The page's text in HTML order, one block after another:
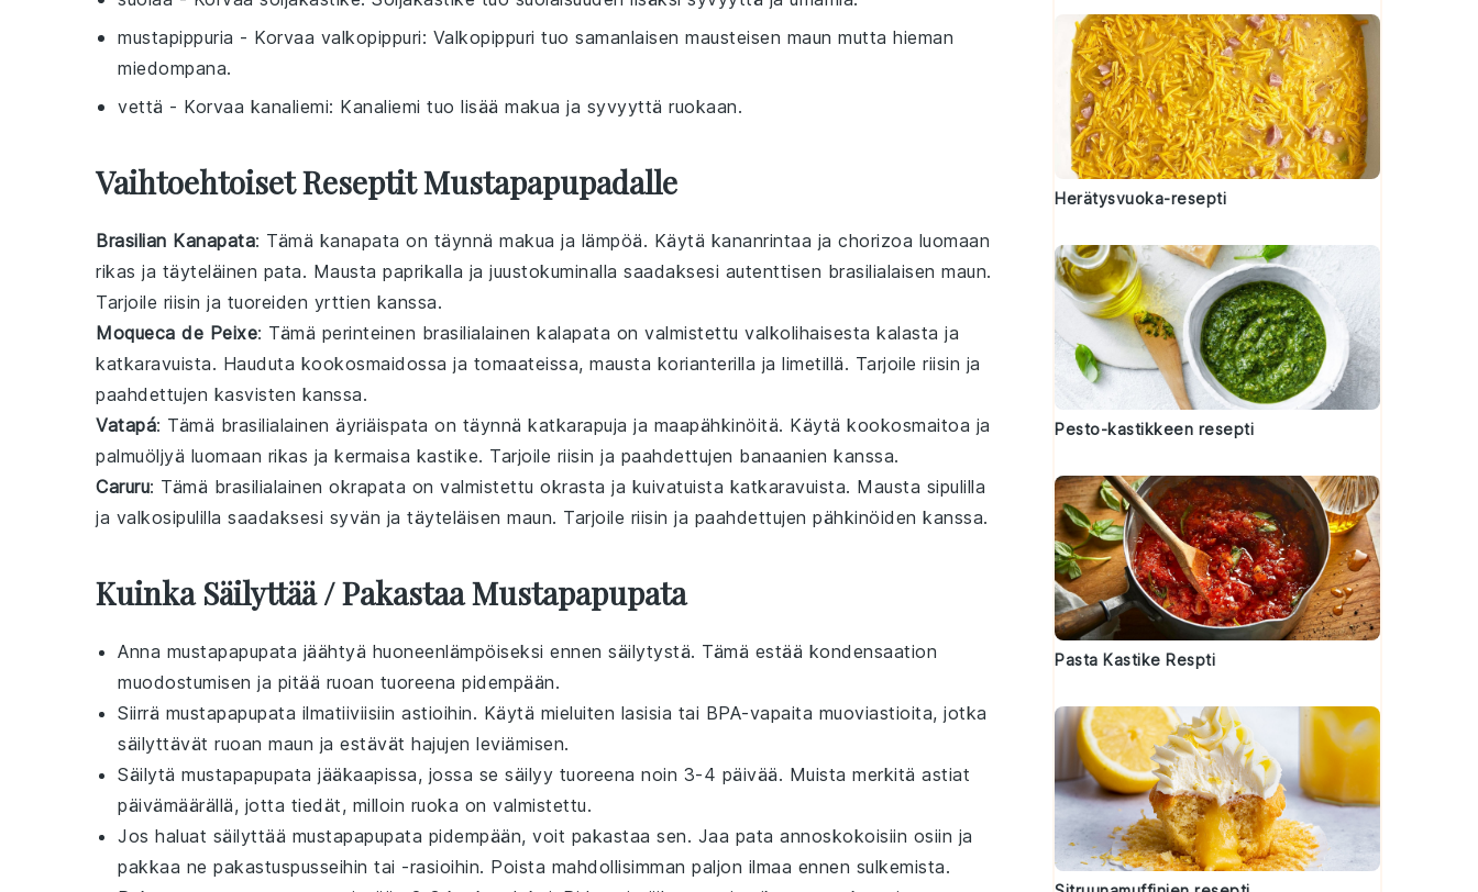
mustapippuria - Korvaa valkopippuri: Valkopippuri tuo samanlaisen mausteisen maun mutta hieman
miedompana.
vettä - Korvaa kanaliemi: Kanaliemi tuo lisää makua ja syvyyttä ruokaan.
Vaihtoehtoiset Reseptit Mustapapupadalle
Brasilian Kanapata: Tämä kanapata on täynnä makua ja lämpöä. Käytä kananrintaa ja chorizoa luomaan
rikas ja täyteläinen pata. Mausta paprikalla ja juustokuminalla saadaksesi autenttisen brasilialaisen maun.
Tarjoile riisin ja tuoreiden yrttien kanssa.
Moqueca de Peixe: Tämä perinteinen brasilialainen kalapata on valmistettu valkolihaisesta kalasta ja
katkaravuista. Hauduta kookosmaidossa ja tomaateissa, mausta korianterilla ja limetillä. Tarjoile riisin ja
paahdettujen kasvisten kanssa.
Vatapá: Tämä brasilialainen äyriäispata on täynnä katkarapuja ja maapähkinöitä. Käytä kookosmaitoa ja
palmuöljyä luomaan rikas ja kermaisa kastike. Tarjoile riisin ja paahdettujen banaanien kanssa.
Caruru: Tämä brasilialainen okrapata on valmistettu okrasta ja kuivatuista katkaravuista. Mausta sipulilla
ja valkosipulilla saadaksesi syvän ja täyteläisen maun. Tarjoile riisin ja paahdettujen pähkinöiden kanssa.
Kuinka Säilyttää / Pakastaa Mustapapupata
Anna mustapapupata jäähtyä huoneenlämpöiseksi ennen säilytystä. Tämä estää kondensaation
muodostumisen ja pitää ruoan tuoreena pidempään.
Siirrä mustapapupata ilmatiiviisiin astioihin. Käytä mieluiten lasisia tai BPA-vapaita muoviastioita, jotka
säilyttävät ruoan maun ja estävät hajujen leviämisen.
Säilytä mustapapupata jääkaapissa, jossa se säilyy tuoreena noin 3-4 päivää. Muista merkitä astiat
päivämäärällä, jotta tiedät, milloin ruoka on valmistettu.
Jos haluat säilyttää mustapapupata pidempään, voit pakastaa sen. Jaa pata annoskokoisiin osiin ja
pakkaa ne pakastuspusseihin tai -rasioihin. Poista mahdollisimman paljon ilmaa ennen sulkemista.
Herätysvuoka-resepti
Pesto-kastikkeen resepti
Pasta Kastike Respti